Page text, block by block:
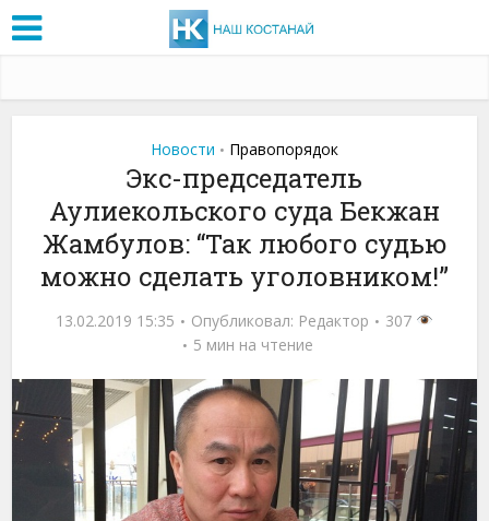
Новости • Правопорядок
Экс-председатель
Аулиекольского суда Бекжан
Жамбулов: “Так любого судью
можно сделать уголовником!”
13.02.2019 15:35 Опубликовал: Редактор
307
5 мин на чтение